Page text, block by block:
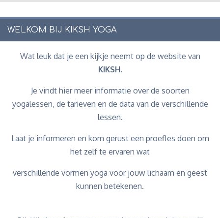
WELKOM BIJ KIKSH YOGA
Wat leuk dat je een kijkje neemt op de website van
KIKSH.
Je vindt hier meer informatie over de soorten
yogalessen, de tarieven en de data van de verschillende
lessen.
Laat je informeren en kom gerust een proefles doen om
het zelf te ervaren wat
verschillende vormen yoga voor jouw lichaam en geest
kunnen betekenen.